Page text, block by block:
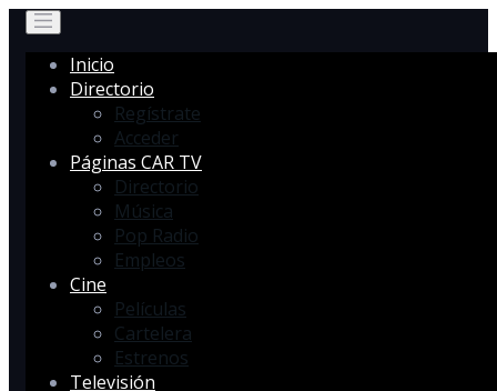
Inicio
Directorio
Regístrate
Acceder
Páginas CAR TV
Directorio
Música
Pop Radio
Empleos
Cine
Películas
Cartelera
Estrenos
Televisión